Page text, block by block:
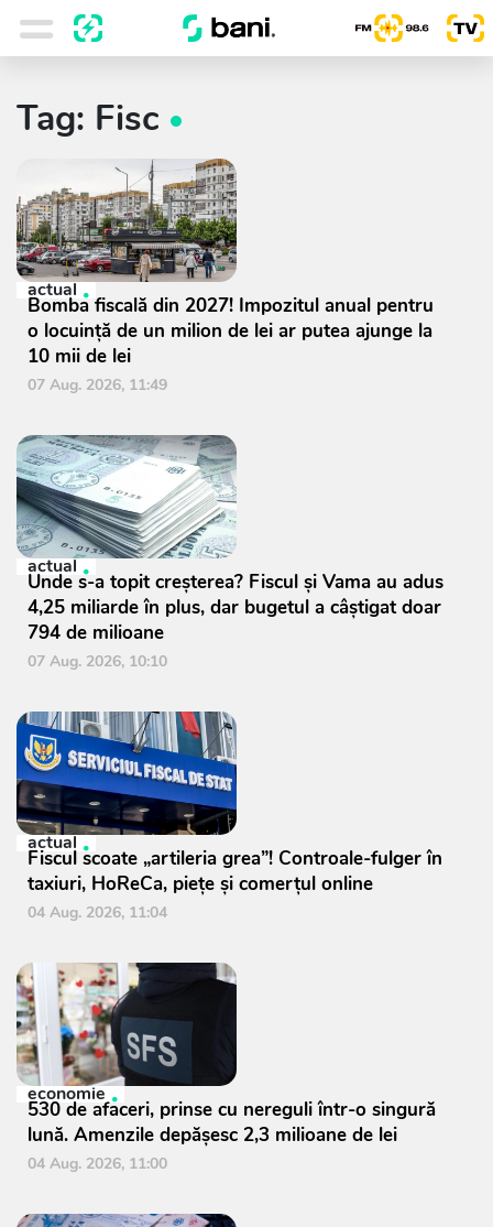
Tag: Fisc
actual
Bomba fiscală din 2027! Impozitul anual pentru
o locuință de un milion de lei ar putea ajunge la
10 mii de lei
07 Aug. 2026, 11:49
actual
Unde s-a topit creșterea? Fiscul și Vama au adus
4,25 miliarde în plus, dar bugetul a câștigat doar
794 de milioane
07 Aug. 2026, 10:10
actual
Fiscul scoate „artileria grea”! Controale-fulger în
taxiuri, HoReCa, piețe și comerțul online
04 Aug. 2026, 11:04
economie
530 de afaceri, prinse cu nereguli într-o singură
lună. Amenzile depășesc 2,3 milioane de lei
04 Aug. 2026, 11:00